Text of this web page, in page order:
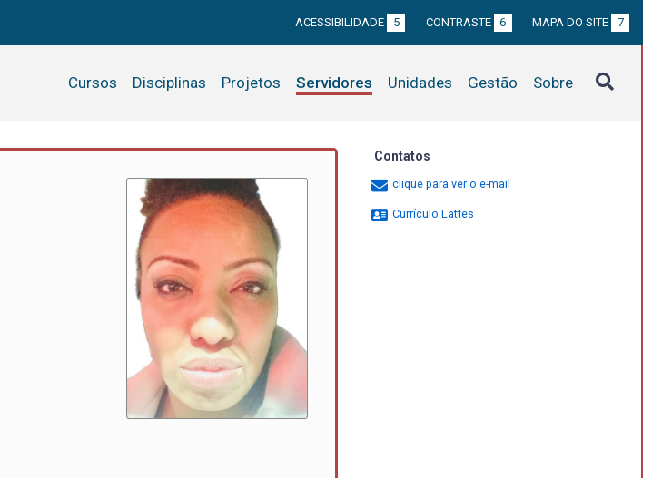
ACESSIBILIDADE 5 CONTRASTE 6 MAPA DO SITE 7
Cursos Disciplinas Projetos Servidores Unidades Gestão Sobre
Contatos
clique para ver o e-mail
Currículo Lattes